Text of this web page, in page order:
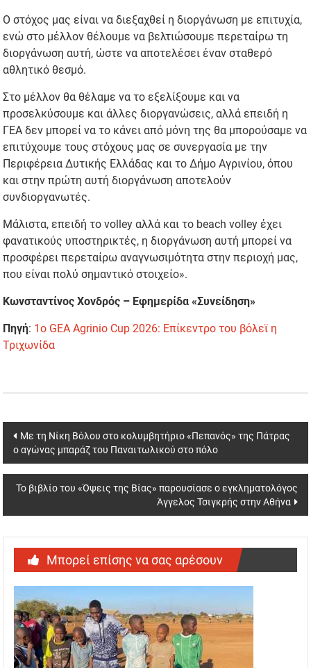
Ο στόχος μας είναι να διεξαχθεί η διοργάνωση με επιτυχία,
ενώ στο μέλλον θέλουμε να βελτιώσουμε περεταίρω τη
διοργάνωση αυτή, ώστε να αποτελέσει έναν σταθερό
αθλητικό θεσμό.
Στο μέλλον θα θέλαμε να το εξελίξουμε και να
προσελκύσουμε και άλλες διοργανώσεις, αλλά επειδή η
ΓΕΑ δεν μπορεί να το κάνει από μόνη της θα μπορούσαμε να
επιτύχουμε τους στόχους μας σε συνεργασία με την
Περιφέρεια Δυτικής Ελλάδας και το Δήμο Αγρινίου, όπου
και στην πρώτη αυτή διοργάνωση αποτελούν
συνδιοργανωτές.
Μάλιστα, επειδή το volley αλλά και το beach volley έχει
φανατικούς υποστηρικτές, η διοργάνωση αυτή μπορεί να
προσφέρει περεταίρω αναγνωσιμότητα στην περιοχή μας,
που είναι πολύ σημαντικό στοιχείο».
Κωνσταντίνος Χονδρός – Εφημερίδα «Συνείδηση»
Πηγή: 1ο GEA Agrinio Cup 2026: Επίκεντρο του βόλεϊ η
Τριχωνίδα
Post
navigation
Με τη Νίκη Βόλου στο κολυμβητήριο «Πεπανός» της Πάτρας
ο αγώνας μπαράζ του Παναιτωλικού στο πόλο
Το βιβλίο του «Όψεις της Βίας» παρουσίασε ο εγκληματολόγος
Άγγελος Τσιγκρής στην Αθήνα
Μπορεί επίσης να σας αρέσουν